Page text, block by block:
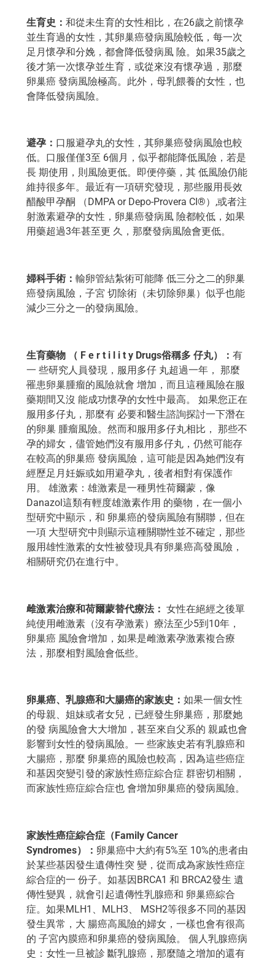
生育史： 和從未生育的女性相比，在26歲之前懷孕
並生育過的女性，其卵巢癌發病風險較低，每一次
足月懷孕和分娩，都會降低發病風 險。如果35歲之
後才第一次懷孕並生育，或從來沒有懷孕過，那麼
卵巢癌 發病風險極高。此外，母乳餵養的女性，也
會降低發病風險。
避孕： 口服避孕丸的女性，其卵巢癌發病風險也較
低。口服僅僅3至 6個月，似乎都能降低風險，若是
長 期使用，則風險更低。即便停藥，其 低風險仍能
維持很多年。最近有一項研究發現，那些服用長效
醋酸甲孕酮 （DMPA or Depo-Provera CI®）,或者注
射激素避孕的女性，卵巢癌發病風 險都較低，如果
用藥超過3年甚至更 久，那麼發病風險會更低。
婦科手術： 輸卵管結紮術可能降 低三分之二的卵巢
癌發病風險，子宮 切除術（未切除卵巢）似乎也能
減少三分之一的發病風險。
生育藥物 （ F e r t i l i t y Drugs俗稱多 仔丸）： 有
一 些研究人員發現，服用多仔 丸超過一年， 那麼
罹患卵巢腫瘤的風險就會 增加，而且這種風險在服
藥期間又沒 能成功懷孕的女性中最高。 如果您正在
服用多仔丸，那麼有 必要和醫生諮詢探討一下潛在
的卵巢 腫瘤風險。然而和服用多仔丸相比， 那些不
孕的婦女，儘管她們沒有服用多仔丸，仍然可能存
在較高的卵巢癌 發病風險，這可能是因為她們沒有
經歷足月妊娠或如用避孕丸，後者相對有保護作
用。 雄激素：雄激素是一種男性荷爾蒙，像
Danazol這類有輕度雄激素作用 的藥物，在一個小
型研究中顯示，和 卵巢癌的發病風險有關聯，但在
一項 大型研究中則顯示這種關聯性並不確定，那些
服用雄性激素的女性被發現具有卵巢癌高發風險，
相關研究仍在進行中。
雌激素治療和荷爾蒙替代療法： 女性在絕經之後單
純使用雌激素（沒有孕激素）療法至少5到10年，
卵巢癌 風險會增加，如果是雌激素孕激素複合療
法，那麼相對風險會低些。
卵巢癌、乳腺癌和大腸癌的家族史： 如果一個女性
的母親、姐妹或者女兒，已經發生卵巢癌，那麼她
的發 病風險會大大增加，甚至來自父系的 親戚也會
影響到女性的發病風險。一 些家族史若有乳腺癌和
大腸癌，那麼 卵巢癌的風險也較高，因為這些癌症
和基因突變引發的家族性癌症綜合症 群密切相關，
而家族性癌症綜合症也 會增加卵巢癌的發病風險。
家族性癌症綜合症（Family Cancer
Syndromes）： 卵巢癌中大約有5%至 10%的患者由
於某些基因發生遺傳性突 變，從而成為家族性癌症
綜合症的一 份子。如基因BRCA1 和 BRCA2發生 遺
傳性變異，就會引起遺傳性乳腺癌和 卵巢癌綜合
症。如果MLH1、MLH3、 MSH2等很多不同的基因
發生異常，大 腸癌高風險的婦女，一樣也會有很高
的 子宮內膜癌和卵巢癌的發病風險。 個人乳腺癌病
史：女性一旦被診 斷乳腺癌，那麼隨之增加的還有